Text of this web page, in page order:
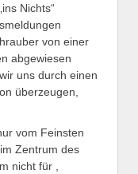
Nichts“
von einer
abgewiesen
uns durch einen
überzeugen,
vom Feinsten
Zentrum des
nicht für ,